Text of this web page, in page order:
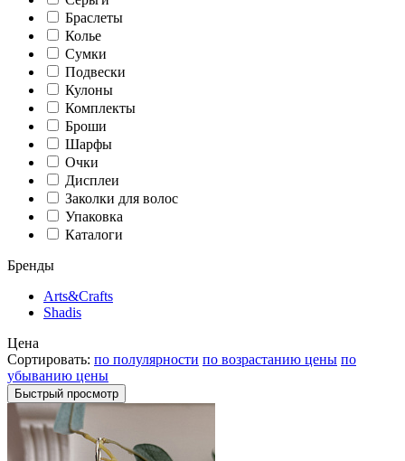
Браслеты
Колье
Сумки
Подвески
Кулоны
Комплекты
Броши
Шарфы
Очки
Дисплеи
Заколки для волос
Упаковка
Каталоги
Бренды
Arts&Crafts
Shadis
Цена
Сортировать: по полулярности по возрастанию цены по
убыванию цены
Быстрый просмотр